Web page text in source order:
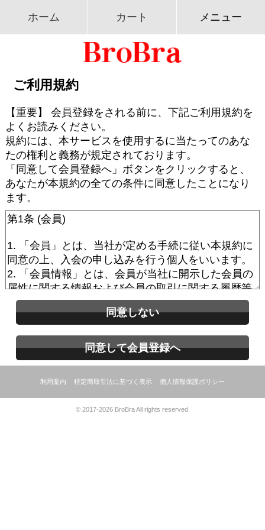
ホーム カート メニュー
ご利用規約
【重要】 会員登録をされる前に、下記ご利用規約を
よくお読みください。
規約には、本サービスを使用するに当たってのあな
たの権利と義務が規定されております。
「同意して会員登録へ」ボタンをクリックすると、
あなたが本規約の全ての条件に同意したことになり
ます。
同意しない
同意して会員登録へ
利用案内 特定商取引法に基づく表示 個人情報保護ポリシー
© 2017-2026 BroBra All rights reserved.